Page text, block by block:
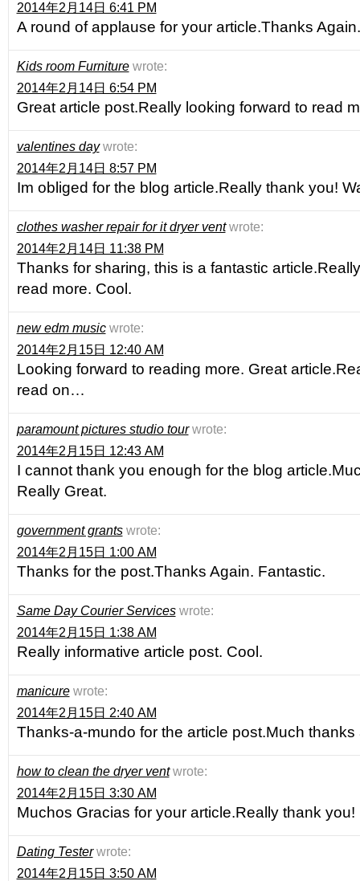
2014年2月14日 6:41 PM
A round of applause for your article.Thanks
Kids room Furniture wrote:
2014年2月14日 6:54 PM
Great article post.Really looking forward to read
valentines day wrote:
2014年2月14日 8:57 PM
Im obliged for the blog article.Really thank you!
clothes washer repair for it dryer vent wrote:
2014年2月14日 11:38 PM
Thanks for sharing, this is a fantastic
read more. Cool.
new edm music wrote:
2014年2月15日 12:40 AM
Looking forward to reading more. Great
read on…
paramount pictures studio tour wrote:
2014年2月15日 12:43 AM
I cannot thank you enough for the blog
Really Great.
government grants wrote:
2014年2月15日 1:00 AM
Thanks for the post.Thanks Again. Fantastic.
Same Day Courier Services wrote:
2014年2月15日 1:38 AM
Really informative article post. Cool.
manicure wrote:
2014年2月15日 2:40 AM
Thanks-a-mundo for the article post.Much
how to clean the dryer vent wrote:
2014年2月15日 3:30 AM
Muchos Gracias for your article.Really thank you!
Dating Tester wrote:
2014年2月15日 3:50 AM